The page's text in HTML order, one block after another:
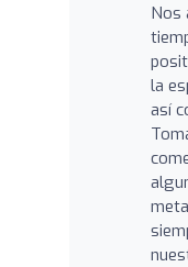
Nos
la
así